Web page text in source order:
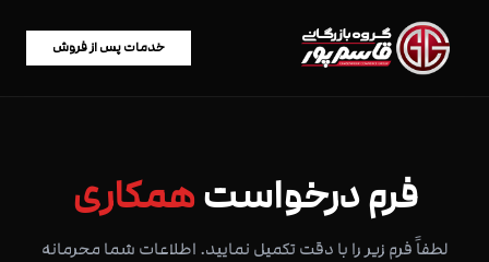
خدمات پس از فروش
فرم درخواستهمکاری
لطفاً فرم زیر را با دقت تکمیل نمایید. اطلاعات شما محرمانه